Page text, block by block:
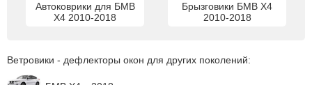
Автоковрики для БМВ
Х4 2010-2018
Брызговики БМВ Х4
2010-2018
Ветровики - дефлекторы окон для других поколений: